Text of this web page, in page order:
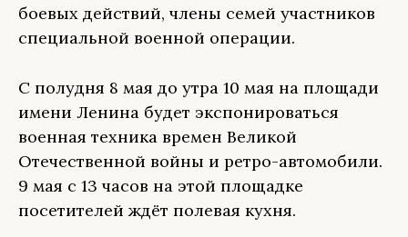
боевых действий, члены семей участников
специальной военной операции.
С полудня 8 мая до утра 10 мая на площади
имени Ленина будет экспонироваться
военная техника времен Великой
Отечественной войны и ретро-автомобили.
9 мая с 13 часов на этой площадке
посетителей ждёт полевая кухня.